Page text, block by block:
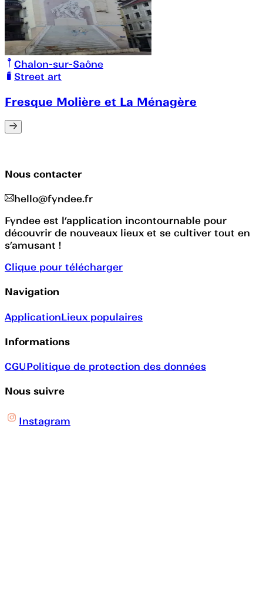
Chalon-sur-Saône
Street art
Fresque Molière et La Ménagère
Nous contacter
hello@fyndee.fr
Fyndee est l’application incontournable pour
découvrir de nouveaux lieux et se cultiver tout en
s’amusant !
Clique pour télécharger
Navigation
ApplicationLieux populaires
Informations
CGUPolitique de protection des données
Nous suivre
Instagram